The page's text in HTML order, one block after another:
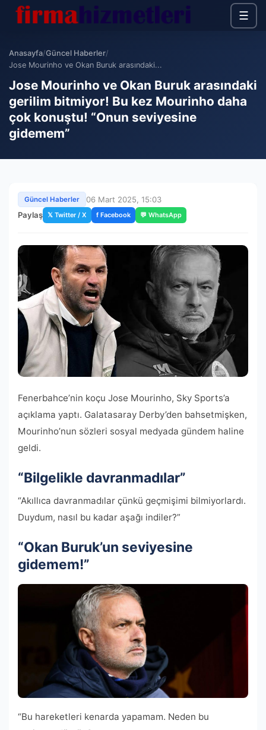
☰
Anasayfa/Güncel Haberler/
Jose Mourinho ve Okan Buruk arasındaki...
Jose Mourinho ve Okan Buruk arasındaki
gerilim bitmiyor! Bu kez Mourinho daha
çok konuştu! “Onun seviyesine
gidemem”
Güncel Haberler
06 Mart 2025, 15:03
Paylaş 𝕏 Twitter / X f Facebook 💬 WhatsApp
Fenerbahce’nin koçu Jose Mourinho, Sky Sports’a
açıklama yaptı. Galatasaray Derby’den bahsetmişken,
Mourinho’nun sözleri sosyal medyada gündem haline
geldi.
“Bilgelikle davranmadılar”
“Akıllıca davranmadılar çünkü geçmişimi bilmiyorlardı.
Duydum, nasıl bu kadar aşağı indiler?”
“Okan Buruk’un seviyesine
gidemem!”
“Bu hareketleri kenarda yapamam. Neden bu